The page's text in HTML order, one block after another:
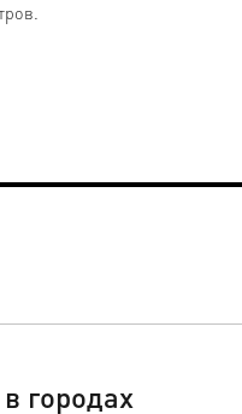
городах